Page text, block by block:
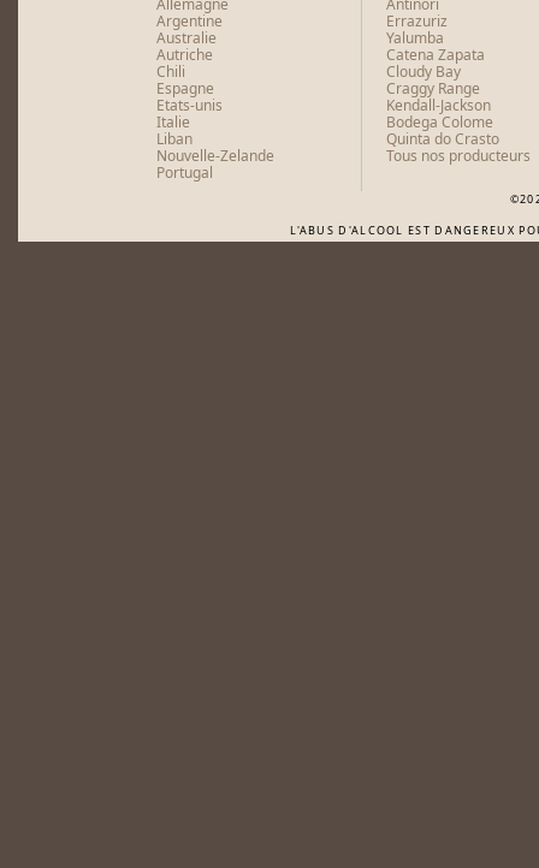
Argentine
Australie
Autriche
Chili
Espagne
Etats-unis
Italie
Liban
Nouvelle-Zelande
Portugal
Errazuriz
Yalumba
Catena Zapata
Cloudy Bay
Craggy Range
Kendall-Jackson
Bodega Colome
Quinta do Crasto
Tous nos producteurs
L'ABUS D'ALCOOL EST DANGEREUX